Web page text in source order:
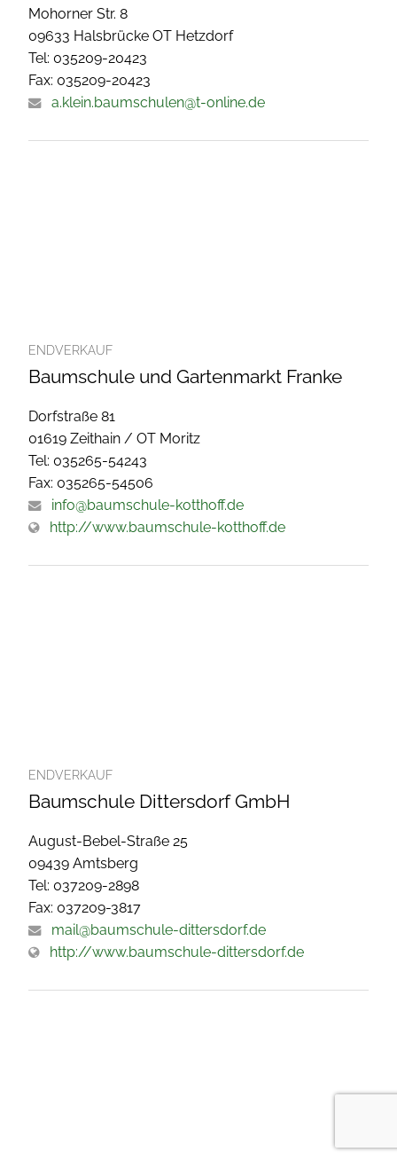
Mohorner Str. 8
09633 Halsbrücke OT Hetzdorf
Tel: 035209-20423
Fax: 035209-20423
a.klein.baumschulen@t-online.de
ENDVERKAUF
Baumschule und Gartenmarkt Franke
Dorfstraße 81
01619 Zeithain / OT Moritz
Tel: 035265-54243
Fax: 035265-54506
info@baumschule-kotthoff.de
http://www.baumschule-kotthoff.de
ENDVERKAUF
Baumschule Dittersdorf GmbH
August-Bebel-Straße 25
09439 Amtsberg
Tel: 037209-2898
Fax: 037209-3817
mail@baumschule-dittersdorf.de
http://www.baumschule-dittersdorf.de